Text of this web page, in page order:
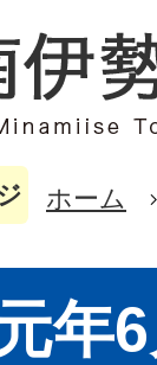
ホーム
年